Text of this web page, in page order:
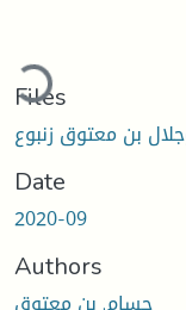
Files
Date
2020-09
Authors